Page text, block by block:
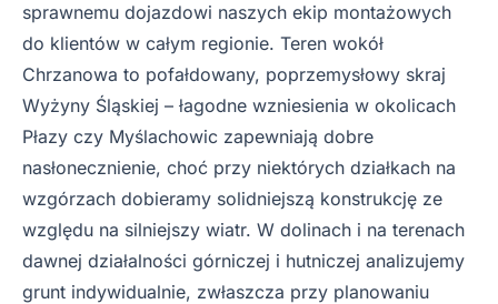
sprawnemu dojazdowi naszych ekip montażowych
do klientów w całym regionie. Teren wokół
Chrzanowa to pofałdowany, poprzemysłowy skraj
Wyżyny Śląskiej – łagodne wzniesienia w okolicach
Płazy czy Myślachowic zapewniają dobre
nasłonecznienie, choć przy niektórych działkach na
wzgórzach dobieramy solidniejszą konstrukcję ze
względu na silniejszy wiatr. W dolinach i na terenach
dawnej działalności górniczej i hutniczej analizujemy
grunt indywidualnie, zwłaszcza przy planowaniu